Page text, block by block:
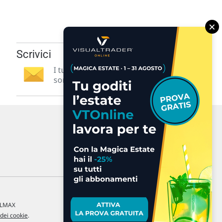
Scrivici
I tuoi suggerimenti per noi
sono preziosi e molto utili! »
cookie.
×